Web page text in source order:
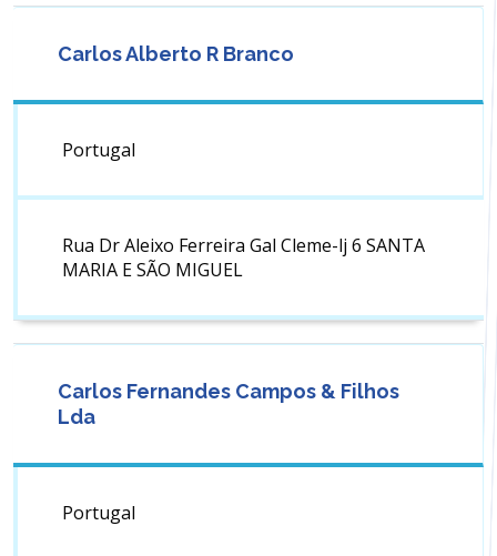
Carlos Alberto R Branco
Portugal
Rua Dr Aleixo Ferreira Gal Cleme-lj 6 SANTA
MARIA E SÃO MIGUEL
Carlos Fernandes Campos & Filhos
Lda
Portugal